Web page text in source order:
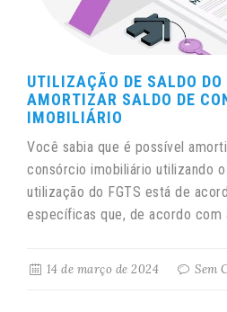
UTILIZAÇÃO DE SALDO DO
AMORTIZAR SALDO DE
IMOBILIÁRIO
Você sabia que é possível
consórcio imobiliário utilizando
utilização do FGTS está de
específicas que, de acordo com
14 de março de 2024 Sem